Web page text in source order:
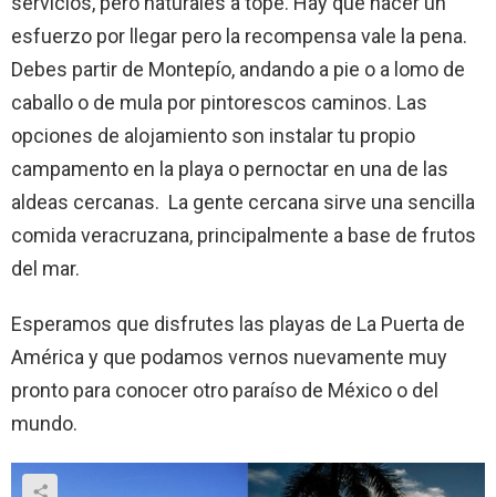
esfuerzo por llegar pero la recompensa vale la pena.
Debes partir de Montepío, andando a pie o a lomo de
caballo o de mula por pintorescos caminos. Las
opciones de alojamiento son instalar tu propio
campamento en la playa o pernoctar en una de las
aldeas cercanas. La gente cercana sirve una sencilla
comida veracruzana, principalmente a base de frutos
del mar.
Esperamos que disfrutes las playas de La Puerta de
América y que podamos vernos nuevamente muy
pronto para conocer otro paraíso de México o del
mundo.